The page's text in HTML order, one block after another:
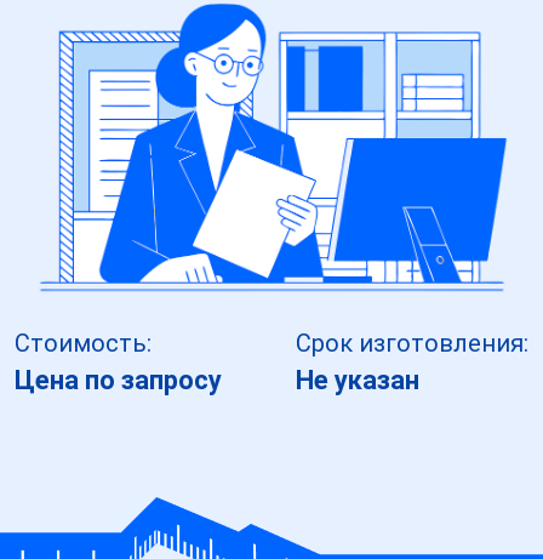
Стоимость:
Цена по запросу
Срок изготовления:
Не указан